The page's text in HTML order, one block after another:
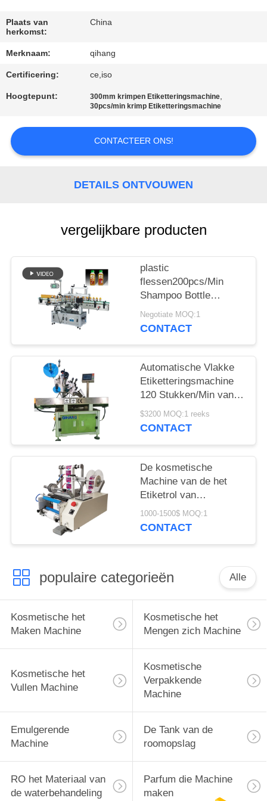
ONS
NIEUWS
GEVALLEN
VERZOEK
OM
SITEMAP
PRIVACY
POLICY
Plaats van
herkomst:
China
Merknaam: qihang
Certificering: ce,iso
Hoogtepunt: 300mm krimpen Etiketteringsmachine,
30pcs/min krimp Etiketteringsmachine
CONTACTEER ONS!
DETAILS ONTVOUWEN
vergelijkbare producten
plastic
flessen200pcs/Min
Shampoo Bottle
Labelling Machine
sticker
Negotiate MOQ:1
CONTACT
Automatische Vlakke
Etiketteringsmachine
120 Stukken/Min van
220V
$3200 MOQ:1 reeks
CONTACT
De kosmetische
Machine van de het
Etiketrol van
Voedseljuice manual
bottle labeler semi Auto
1000-1500$ MOQ:1
CONTACT
populaire categorieën Alle
Kosmetische het
Maken Machine
Kosmetische het
Mengen zich Machine
Kosmetische het
Vullen Machine
Kosmetische
Verpakkende
Machine
Emulgerende
Machine
De Tank van de
roomopslag
RO het Materiaal van
de waterbehandeling
Parfum die Machine
maken